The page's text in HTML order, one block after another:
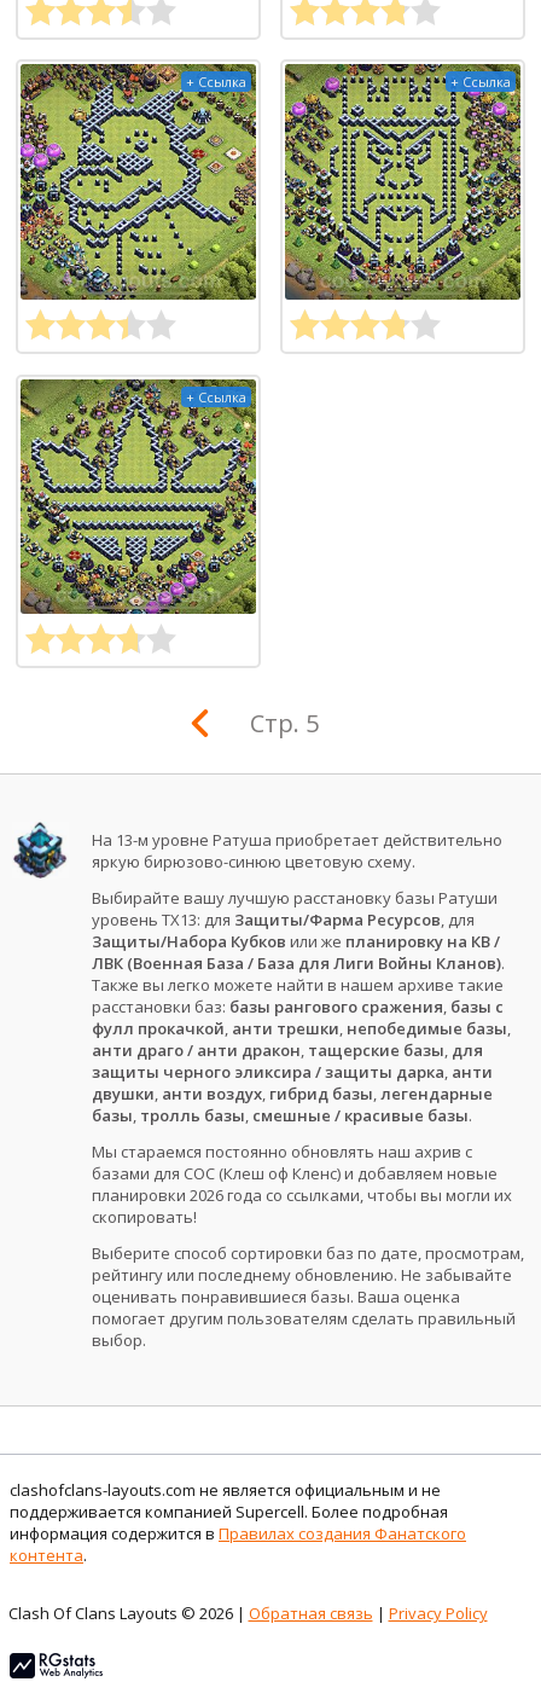
+ Ссылка + Ссылка
+ Ссылка
Стр. 5
На 13-м уровне Ратуша приобретает действительно
яркую бирюзово-синюю цветовую схему.
Выбирайте вашу лучшую расстановку базы Ратуши
уровень ТХ13: для Защиты/Фарма Ресурсов, для
Защиты/Набора Кубков или же планировку на КВ /
ЛВК (Военная База / База для Лиги Войны Кланов).
Также вы легко можете найти в нашем архиве такие
расстановки баз: базы рангового сражения, базы с
фулл прокачкой, анти трешки, непобедимые базы,
анти драго / анти дракон, тащерские базы, для
защиты черного эликсира / защиты дарка, анти
двушки, анти воздух, гибрид базы,легендарные
базы, тролль базы, смешные / красивые базы.
Мы стараемся постоянно обновлять наш ахрив с
базами для COC (Клеш оф Кленс) и добавляем новые
планировки 2026 года со ссылками, чтобы вы могли их
скопировать!
Выберите способ сортировки баз по дате, просмотрам,
рейтингу или последнему обновлению. Не забывайте
оценивать понравившиеся базы. Ваша оценка
помогает другим пользователям сделать правильный
выбор.
clashofclans-layouts.com не является официальным и не
поддерживается компанией Supercell. Более подробная
информация содержится в Правилах создания Фанатского
контента.
Clash Of Clans Layouts © 2026 | Обратная связь | Privacy Policy